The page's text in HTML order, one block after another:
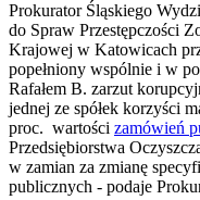
Prokurator Śląskiego
do Spraw Przestępczości
Krajowej w Katowicach
popełniony wspólnie i w
Rafałem B. zarzut
jednej ze spółek korzyści
proc. wartości zamówień
Przedsiębiorstwa
w zamian za zmianę
publicznych - podaje